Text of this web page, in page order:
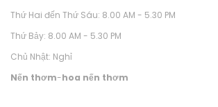
Thứ Hai đến Thứ Sáu: 8.00 AM - 5.30 PM
Thứ Bảy: 8.00 AM - 5.30 PM
Chủ Nhật: Nghỉ
Nến thơm-hoa nến thơm